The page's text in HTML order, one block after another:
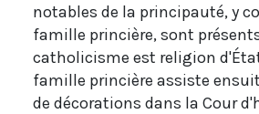
notables de la principauté, y
famille princière, sont
catholicisme est religion
famille princière assiste
de décorations dans la Cour